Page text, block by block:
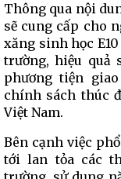
Thông qua nội
sẽ cung cấp cho
xăng sinh học
trường, hiệu quả
phương tiện
chính sách thúc
Việt Nam.
Bên cạnh việc
tới lan tỏa các